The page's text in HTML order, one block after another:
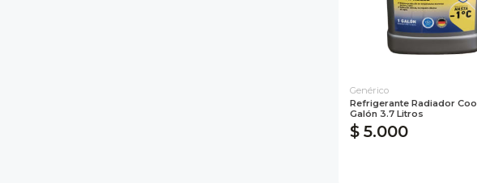
Genérico
Refrigerante Radiador
Galón 3.7 Litros
$ 5.000